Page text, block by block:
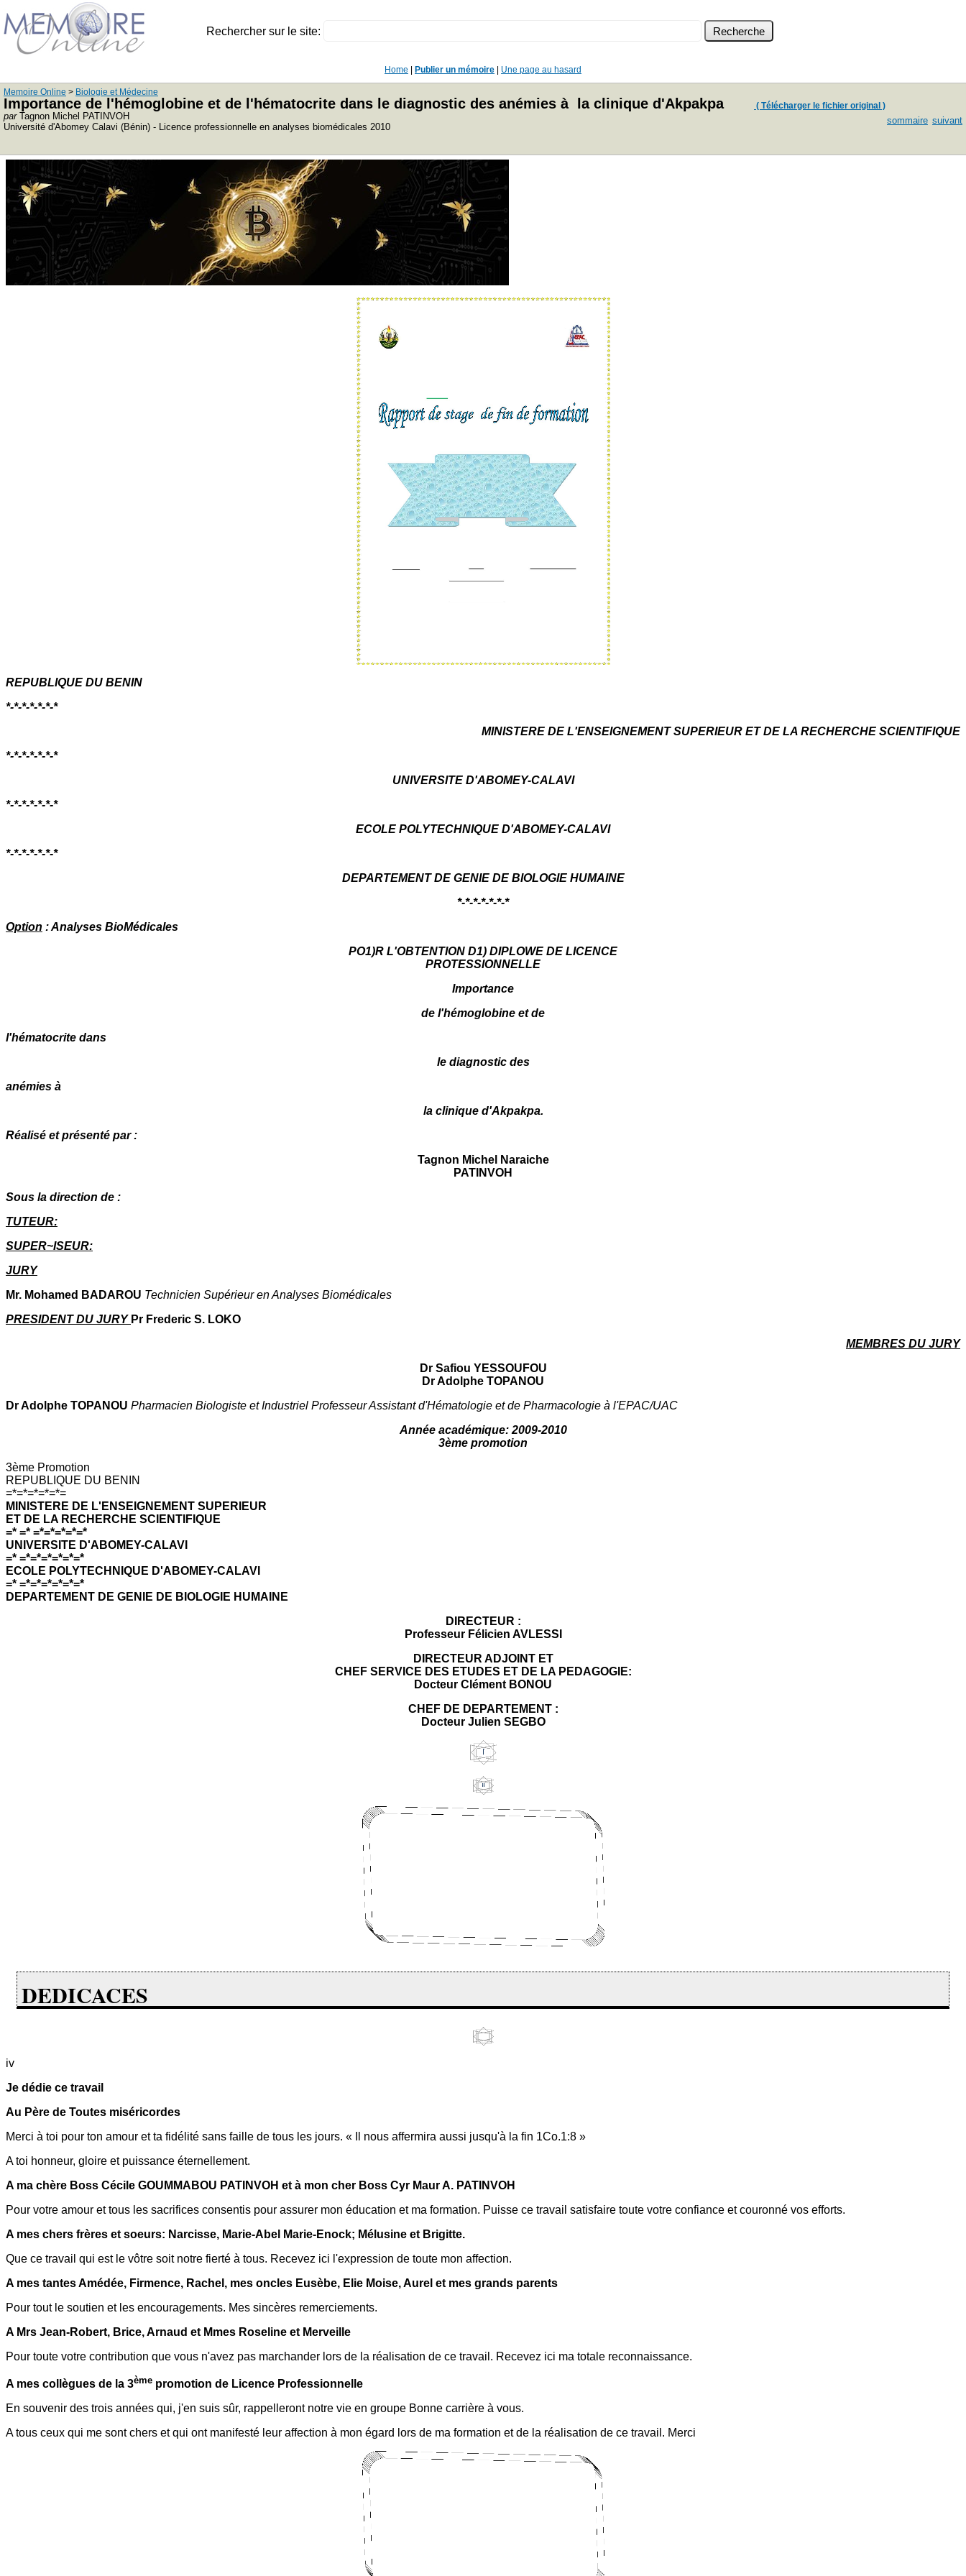
Rechercher sur le site:
Home Publier un mémoire Une page au hasard
Memoire Online > Biologie et Médecine
Importance de l'hémoglobine et de l'hématocrite dans le diagnostic des anémies à la clinique d'Akpakpa ( Télécharger le fichier original )
parTagnon Michel PATINVOH
Université d'Abomey Calavi (Bénin) - Licence professionnelle en analyses biomédicales 2010
sommaire suivant
REPUBLIQUE DU BENIN
*-*-*-*-*-*-*
MINISTERE DE L'ENSEIGNEMENT SUPERIEUR ET DE LA RECHERCHE SCIENTIFIQUE
*-*-*-*-*-*-*
UNIVERSITE D'ABOMEY-CALAVI
*-*-*-*-*-*-*
ECOLE POLYTECHNIQUE D'ABOMEY-CALAVI
*-*-*-*-*-*-*
DEPARTEMENT DE GENIE DE BIOLOGIE HUMAINE
*-*-*-*-*-*-*
Option : Analyses BioMédicales
PO1)R L'OBTENTION D1) DIPLOWE DE LICENCE
PROTESSIONNELLE
Importance
de l'hémoglobine et de
l'hématocrite dans
le diagnostic des
anémies à
la clinique d'Akpakpa.
Réalisé et présenté par :
Tagnon Michel Naraiche
PATINVOH
Sous la direction de :
TUTEUR:
SUPER~ISEUR:
JURY
Mr. Mohamed BADAROU Technicien Supérieur en Analyses Biomédicales
PRESIDENT DU JURY Pr Frederic S. LOKO
MEMBRES DU JURY
Dr Safiou YESSOUFOU
Dr Adolphe TOPANOU
Dr Adolphe TOPANOU Pharmacien Biologiste et Industriel Professeur Assistant d'Hématologie et de Pharmacologie à l'EPAC/UAC
Année académique: 2009-2010
3ème promotion
3ème Promotion
REPUBLIQUE DU BENIN
=*=*=*=*=*=
MINISTERE DE L'ENSEIGNEMENT SUPERIEUR
ET DE LA RECHERCHE SCIENTIFIQUE
=* =* =*=*=*=*=*
UNIVERSITE D'ABOMEY-CALAVI
=* =*=*=*=*=*=*
ECOLE POLYTECHNIQUE D'ABOMEY-CALAVI
=* =*=*=*=*=*=*
DEPARTEMENT DE GENIE DE BIOLOGIE HUMAINE
DIRECTEUR :
Professeur Félicien AVLESSI
DIRECTEUR ADJOINT ET
CHEF SERVICE DES ETUDES ET DE LA PEDAGOGIE:
Docteur Clément BONOU
CHEF DE DEPARTEMENT :
Docteur Julien SEGBO
DEDICACES
iv
Je dédie ce travail
Au Père de Toutes miséricordes
Merci à toi pour ton amour et ta fidélité sans faille de tous les jours. « Il nous affermira aussi jusqu'à la fin 1Co.1:8 »
A toi honneur, gloire et puissance éternellement.
A ma chère Boss Cécile GOUMMABOU PATINVOH et à mon cher Boss Cyr Maur A. PATINVOH
Pour votre amour et tous les sacrifices consentis pour assurer mon éducation et ma formation. Puisse ce travail satisfaire toute votre confiance et couronné vos efforts.
A mes chers frères et soeurs: Narcisse, Marie-Abel Marie-Enock; Mélusine et Brigitte.
Que ce travail qui est le vôtre soit notre fierté à tous. Recevez ici l'expression de toute mon affection.
A mes tantes Amédée, Firmence, Rachel, mes oncles Eusèbe, Elie Moise, Aurel et mes grands parents
Pour tout le soutien et les encouragements. Mes sincères remerciements.
A Mrs Jean-Robert, Brice, Arnaud et Mmes Roseline et Merveille
Pour toute votre contribution que vous n'avez pas marchander lors de la réalisation de ce travail. Recevez ici ma totale reconnaissance.
A mes collègues de la 3ème promotion de Licence Professionnelle
En souvenir des trois années qui, j'en suis sûr, rappelleront notre vie en groupe Bonne carrière à vous.
A tous ceux qui me sont chers et qui ont manifesté leur affection à mon égard lors de ma formation et de la réalisation de ce travail. Merci